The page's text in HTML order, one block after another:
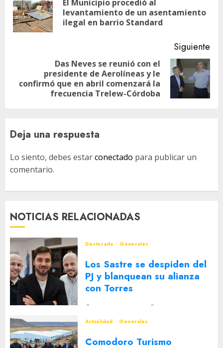
entradas
El Municipio procedió al
levantamiento de un asentamiento
ilegal en barrio Standard
Siguiente
Siguiente
entrada:
Das Neves se reunió con el
presidente de Aerolíneas y le
confirmó que en abril comenzará la
frecuencia Trelew-Córdoba
Deja una respuesta
Lo siento, debes estarconectado para publicar un
comentario.
NOTICIAS RELACIONADAS
Destacada Generales
Los Sastre se despiden del
PJ y blanquean su alianza
con Torres
Actualidad
Generales
Comodoro Turismo